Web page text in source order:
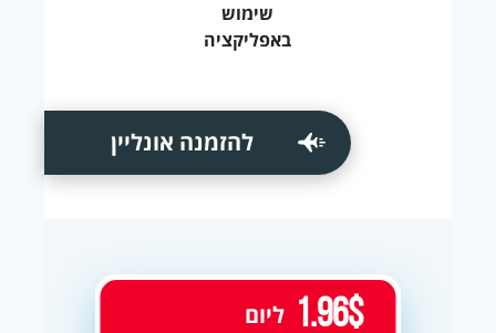
שימוש
באפליקציה
להזמנה אונליין
1.96$ ליום